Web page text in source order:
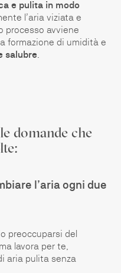
e pulita in modo
l’aria viziata e
processo avviene
formazione di umidità e
salubre.
domande che
l’aria ogni due
preoccuparsi del
lavora per te,
aria pulita senza